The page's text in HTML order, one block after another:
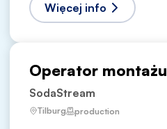
Więcej info
Operator montażu
SodaStream
Tilburg production